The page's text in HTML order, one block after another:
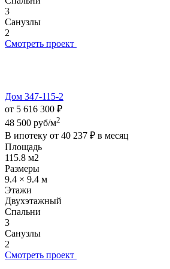
3
Санузлы
2
Смотреть проект
Дом 347-115-2
от 5 616 300 ₽
48 500 руб/м2
В ипотеку от 40 237 ₽ в месяц
Площадь
115.8 м2
Размеры
9.4 × 9.4 м
Этажи
Двухэтажный
Спальни
3
Санузлы
2
Смотреть проект